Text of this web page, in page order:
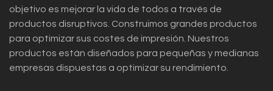
objetivo es mejorar la vida de todos a través de
productos disruptivos. Construimos grandes productos
para optimizar sus costes de impresión. Nuestros
productos están diseñados para pequeñas y medianas
empresas dispuestas a optimizar su rendimiento.